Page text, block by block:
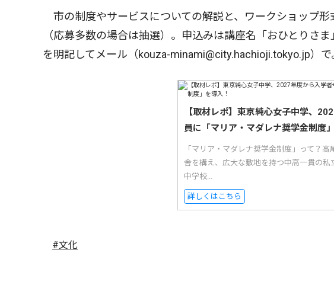
市の制度やサービスについての解説と、ワークショップ
（応募多数の場合は抽選）。申込みは講座名「おひとりさ
を明記してメール（kouza-minami@city.hachioji.tokyo.jp）で
【取材レポ】東京純心女子中学、
員に「マリア・マダレナ奨学金制度
「マリア・マダレナ奨学金制度」って？
舎を構え、広大な敷地を持つ中高一貫の私
中学校...
詳しくはこちら
#文化